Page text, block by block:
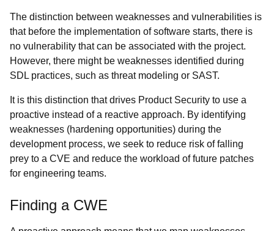
The distinction between weaknesses and vulnerabilities is
that before the implementation of software starts, there is
no vulnerability that can be associated with the project.
However, there might be weaknesses identified during
SDL practices, such as threat modeling or SAST.
It is this distinction that drives Product Security to use a
proactive instead of a reactive approach. By identifying
weaknesses (hardening opportunities) during the
development process, we seek to reduce risk of falling
prey to a CVE and reduce the workload of future patches
for engineering teams.
Finding a CWE